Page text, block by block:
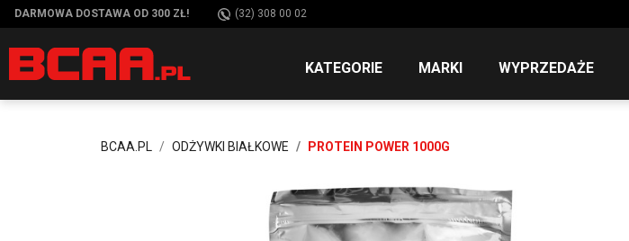
DARMOWA DOSTAWA OD 300 ZŁ! (32) 308 00 02
KATEGORIE MARKI WYPRZEDAŻE
BCAA.PL ODŻYWKI BIAŁKOWE PROTEIN POWER 1000G